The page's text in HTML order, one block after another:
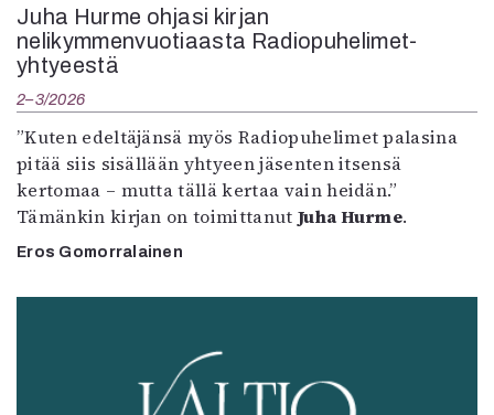
Juha Hurme ohjasi kirjan
nelikymmenvuotiaasta Radiopuhelimet-
yhtyeestä
2–3/2026
”Kuten edeltäjänsä myös Radiopuhelimet palasina
pitää siis sisällään yhtyeen jäsenten itsensä
kertomaa – mutta tällä kertaa vain heidän.”
Tämänkin kirjan on toimittanut Juha Hurme.
Eros Gomorralainen